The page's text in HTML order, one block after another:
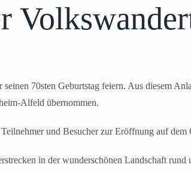
70sten Geburtstag feiern. Aus diesem
Alfeld übernommen.
und Besucher zur Eröffnung auf dem
in der wunderschönen Landschaft rund